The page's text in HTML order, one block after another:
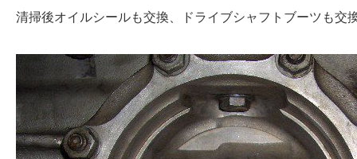
清掃後オイルシールも交換、ドライブシャフトブーツも交